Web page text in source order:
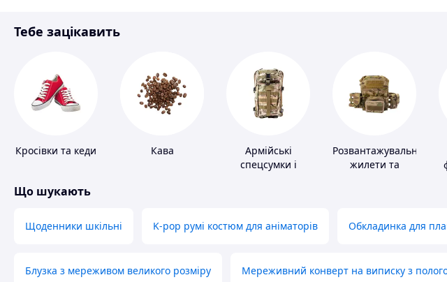
Спорт і відпочинок
Тебе зацікавить
Кросівки та кеди Кава
Армійські
спецсумки і
Розвантажувальні
жилети та
Що шукають
Щоденники шкільні K-pop румі костюм для аніматорів Обкладинка для
Блузка з мереживом великого розміру Мереживний конверт на виписку з